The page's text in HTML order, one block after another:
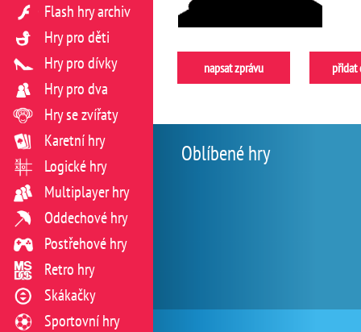
napsat zprávu přidat
Oblíbené hry
Flash hry archiv
Hry pro děti
Hry pro dívky
Hry pro dva
Hry se zvířaty
Karetní hry
Logické hry
Multiplayer hry
Oddechové hry
Postřehové hry
Retro hry
Skákačky
Sportovní hry